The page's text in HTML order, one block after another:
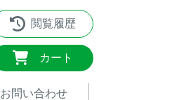
閲覧履歴
カート
お問い合わせ